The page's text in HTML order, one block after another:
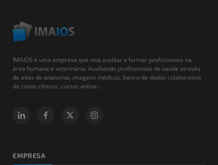
IMAIOS é uma empresa que visa auxiliar e formar profissionais na
área humana e veterinária. Auxiliando profissionais de saúde através
de atlas de anatomia, imagens médicas, banco de dados colaborativo
de casos clínicos, cursos online...
EMPRESA